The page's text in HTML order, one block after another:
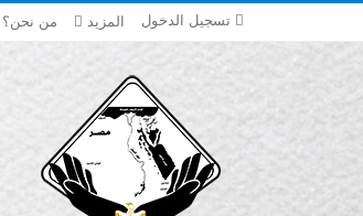
تسجيل الدخول من نحن؟ المزيد